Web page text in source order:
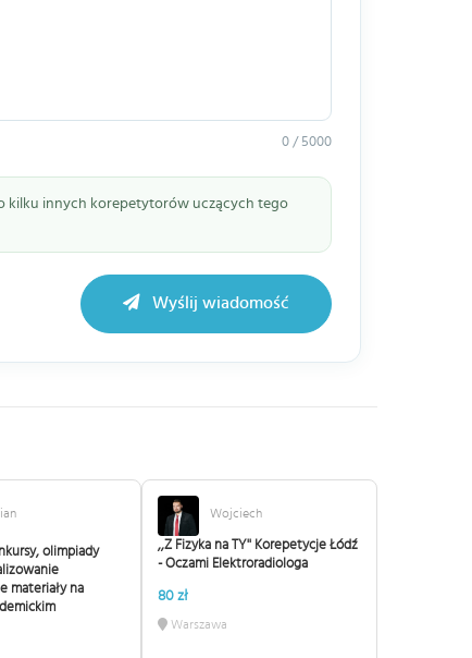
0 / 5000
kilku innych korepetytorów uczących tego
Wyślij wiadomość
olimpiady
materiały na
Wojciech
,,Z Fizyka na TY'' Korepetycje Łódź
- Oczami Elektroradiologa
80 zł
Warszawa